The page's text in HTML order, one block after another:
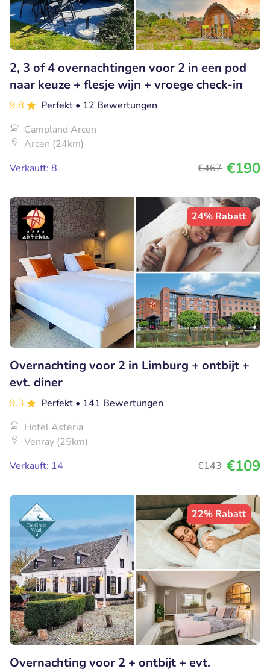
2, 3 of 4 overnachtingen voor 2 in een pod
naar keuze + flesje wijn + vroege check-in
9.8 Perfekt • 12 Bewertungen
Campland Arcen
Arcen (24km)
Verkauft: 8
€467 €190
24% Rabatt
Overnachting voor 2 in Limburg + ontbijt +
evt. diner
9.3 Perfekt • 141 Bewertungen
Hotel Asteria
Venray (25km)
Verkauft: 14
€143 €109
22% Rabatt
Overnachting voor 2 + ontbijt + evt.